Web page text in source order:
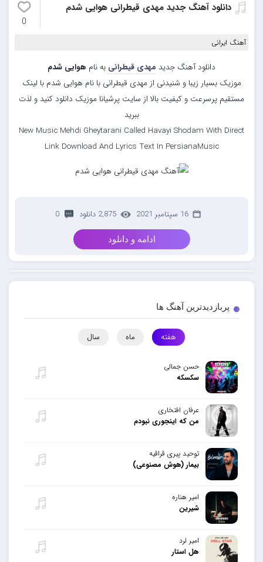
دانلود آهنگ جدید مهدی قیطرانی هوایی شدم
0
آهنگ ایرانی
دانلود آهنگ جدید مهدی قیطرانی به نام هوایی شدم
موزیک بسیار زیبا و شنیدنی از مهدی قیطرانی با نام هوایی شدم با لینک
مستقیم پرسرعت و کیفیت بالا از سایت پرشیانا موزیک دانلود کنید و لذت
ببرید
New Music Mehdi Gheytarani Called Havayi Shodam With Direct
Link Download And Lyrics Text In PersianaMusic
16 سپتامبر 2021 2,875 دانلود 0
ادامه و دانلود
پربازدیدترین آهنگ ها
هفته ماه سال
حسن جمالی
سکسکه
عرفان افتخاری
من که اینجوری نبودم
توحید پیری قراقیه
بیمار (هوش مصنوعی)
امیر هناره
شیرین
امیر لرد
هل استار